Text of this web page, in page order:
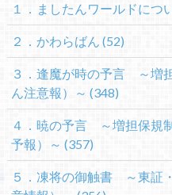
１．ましたんワールドにつ
２．かわらばん (52)
３．逢魔が時の予言 ～増
ん注意報）～ (348)
４．暁の予言 ～増担保規
予報）～ (357)
５．凍将の御触書 ～東証